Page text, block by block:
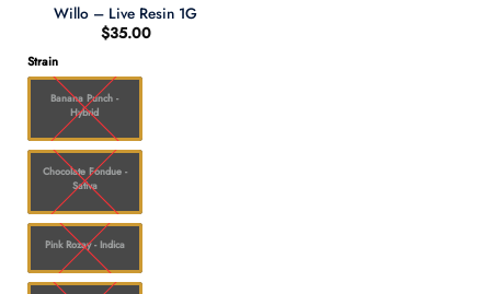
Willo – Live Resin 1G
$35.00
Strain
Banana Punch -
Hybrid
Chocolate Fondue -
Sativa
Pink Rozay - Indica